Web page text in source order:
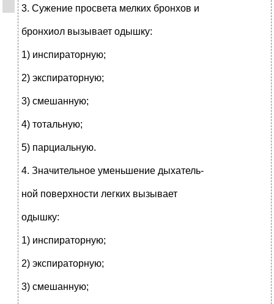
3. Сужение просвета мелких бронхов и
бронхиол вызывает одышку:
1) инспираторную;
2) экспираторную;
3) смешанную;
4) тотальную;
5) парциальную.
4. Значительное уменьшение дыхатель-
ной поверхности легких вызывает
одышку:
1) инспираторную;
2) экспираторную;
3) смешанную;